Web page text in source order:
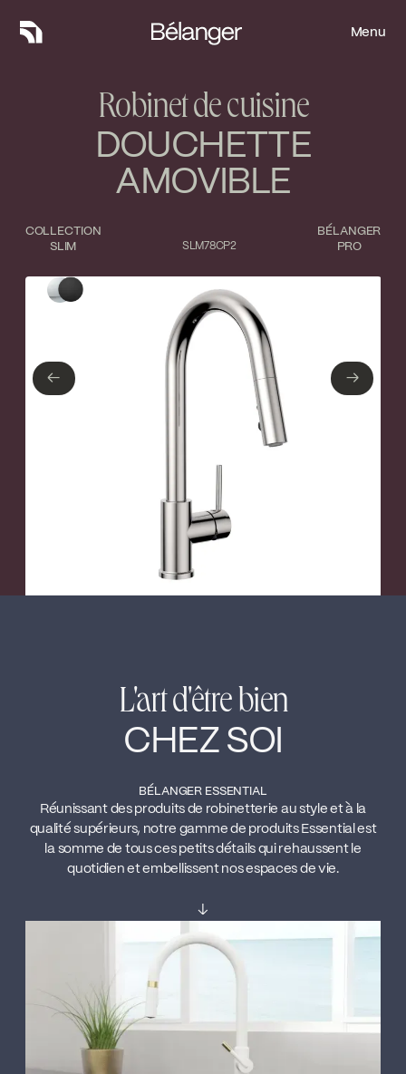
Menu
Menu
COLLECTION
SLIM
Robinet de cuisine
DOUCHETTE
AMOVIBLE
BÉLANGER
PRO
SLM78CP2
Type de finition
Noir mat
← →
L'art d'être bien
CHEZ SOI
BÉLANGER ESSENTIAL
Réunissant des produits de robinetterie au style et à la
qualité supérieurs, notre gamme de produits Essential est
la somme de tous ces petits détails qui rehaussent le
quotidien et embellissent nos espaces de vie.
↓